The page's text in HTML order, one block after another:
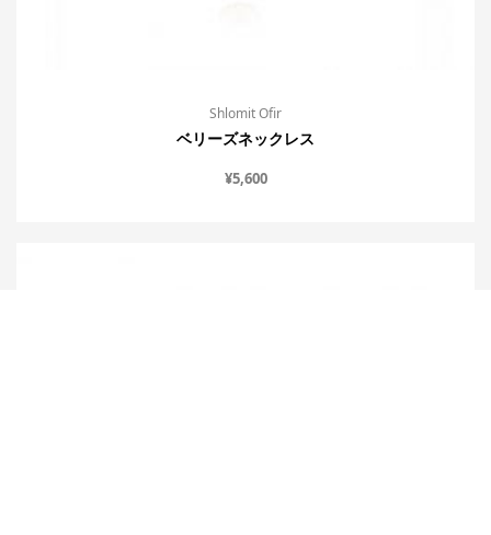
Shlomit Ofir
ベリーズネックレス
¥5,600